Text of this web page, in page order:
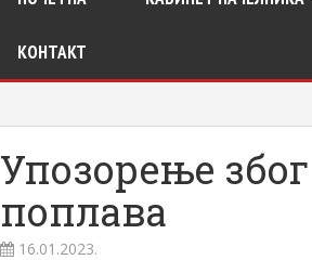
КОНТАКТ
Упозорење
поплава
16.01.2023.